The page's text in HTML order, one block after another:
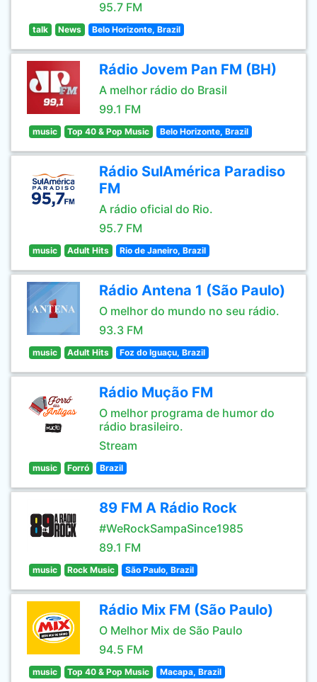
95.7 FM
talk News Belo Horizonte, Brazil
Rádio Jovem Pan FM (BH)
A melhor rádio do Brasil
99.1 FM
music Top 40 & Pop Music Belo Horizonte, Brazil
Rádio SulAmérica Paradiso
FM
A rádio oficial do Rio.
95.7 FM
music Adult Hits Rio de Janeiro, Brazil
Rádio Antena 1 (São Paulo)
O melhor do mundo no seu rádio.
93.3 FM
music Adult Hits Foz do Iguaçu, Brazil
Rádio Mução FM
O melhor programa de humor do
rádio brasileiro.
Stream
music Forró Brazil
89 FM A Rádio Rock
#WeRockSampaSince1985
89.1 FM
music Rock Music São Paulo, Brazil
Rádio Mix FM (São Paulo)
O Melhor Mix de São Paulo
94.5 FM
music Top 40 & Pop Music Macapa, Brazil